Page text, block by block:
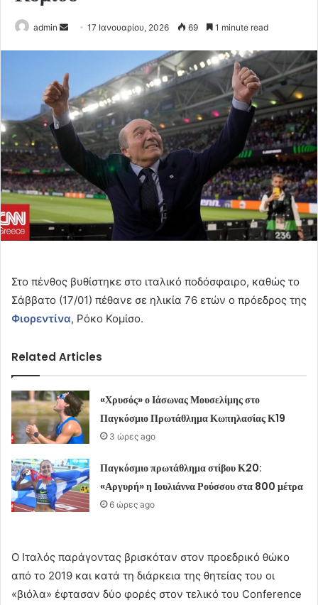
admin
Send17 Ιανουαρίου, 2026 69 1 minute read
Στο πένθος βυθίστηκε στο ιταλικό ποδόσφαιρο, καθώς το
Σάββατο (17/01) πέθανε σε ηλικία 76 ετών ο πρόεδρος της
Φιορεντίνα, Ρόκο Κομίσο.
Related Articles
«Χρυσός» ο Ιάσωνας Μουσελίμης στο
Παγκόσμιο Πρωτάθλημα Κωπηλασίας Κ19
3 ώρες ago
Παγκόσμιο πρωτάθλημα στίβου Κ20:
«Αργυρή» η Ιουλιάννα Ρούσσου στα 800 μέτρα
6 ώρες ago
Ο Ιταλός παράγοντας βρισκόταν στον προεδρικό θώκο
από το 2019 και κατά τη διάρκεια της θητείας του οι
«βιόλα» έφτασαν δύο φορές στον τελικό του Conference